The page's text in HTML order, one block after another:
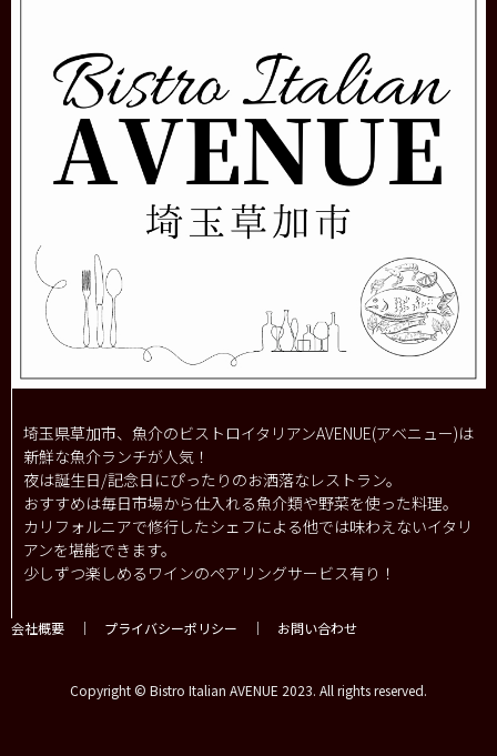
埼玉県草加市、魚介のビストロイタリアンAVENUE(アベニュー)は
新鮮な魚介ランチが人気！
夜は誕生日/記念日にぴったりのお洒落なレストラン。
おすすめは毎日市場から仕入れる魚介類や野菜を使った料理。
カリフォルニアで修行したシェフによる他では味わえないイタリ
アンを堪能できます。
少しずつ楽しめるワインのペアリングサービス有り！
会社概要 ｜ プライバシーポリシー ｜ お問い合わせ
Copyright © Bistro Italian AVENUE 2023. All rights reserved.